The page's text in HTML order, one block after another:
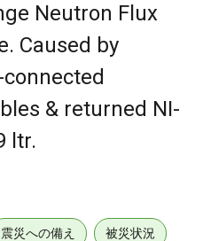
Neutron Flux
Caused by
& returned NI-
ltr.
震災への備え 被災状況